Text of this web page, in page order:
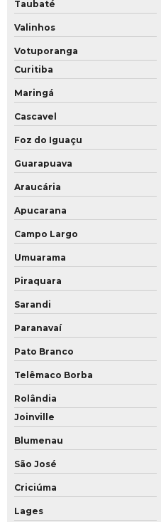
Taubaté
Valinhos
Votuporanga
Curitiba
Maringá
Cascavel
Foz do Iguaçu
Guarapuava
Araucária
Apucarana
Campo Largo
Umuarama
Piraquara
Sarandi
Paranavaí
Pato Branco
Telêmaco Borba
Rolândia
Joinville
Blumenau
São José
Criciúma
Lages